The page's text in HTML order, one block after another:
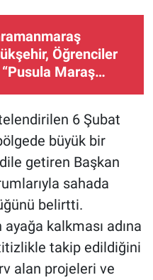
Öğrenciler
Maraş
6 Şubat
büyük bir
getiren Başkan
sahada
belirtti.
kalkması adına
takip edildiğini
alan projeleri ve